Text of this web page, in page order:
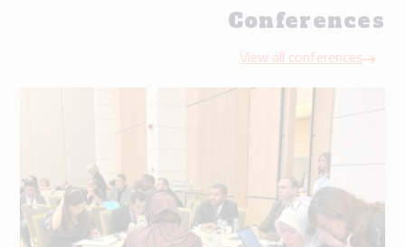
Conferences
View all conferences